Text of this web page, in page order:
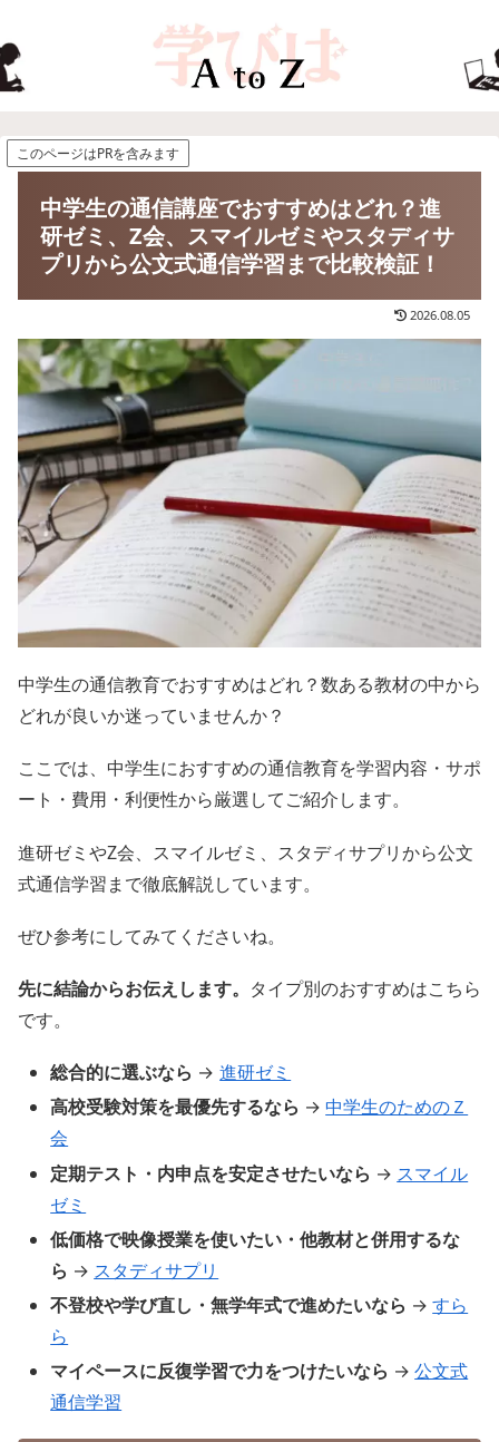
このページはPRを含みます
中学生の通信講座でおすすめはどれ？進
研ゼミ、Z会、スマイルゼミやスタディサ
プリから公文式通信学習まで比較検証！
2026.08.05
中学生の通信教育でおすすめはどれ？数ある教材の中から
どれが良いか迷っていませんか？
ここでは、中学生におすすめの通信教育を学習内容・サポ
ート・費用・利便性から厳選してご紹介します。
進研ゼミやZ会、スマイルゼミ、スタディサプリから公文
式通信学習まで徹底解説しています。
ぜひ参考にしてみてくださいね。
先に結論からお伝えします。 タイプ別のおすすめはこちら
です。
総合的に選ぶなら → 進研ゼミ
高校受験対策を最優先するなら →中学生のためのＺ
会
定期テスト・内申点を安定させたいなら → スマイル
ゼミ
低価格で映像授業を使いたい・他教材と併用するな
ら → スタディサプリ
不登校や学び直し・無学年式で進めたいなら →すら
ら
マイペースに反復学習で力をつけたいなら →公文式
通信学習